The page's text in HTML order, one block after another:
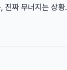
진짜 무너지는 상황.